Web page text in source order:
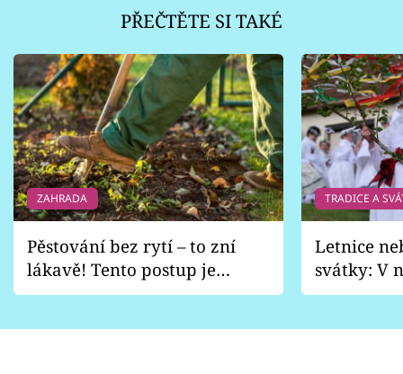
PŘEČTĚTE SI TAKÉ
ZAHRADA
Pěstování bez rytí – to zní
lákavě! Tento postup je
vhodný jen pro některé
TRADICE A
Letnice
svátky: V
pondělí